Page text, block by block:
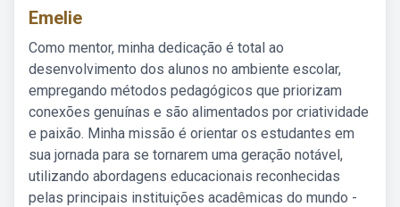
Emelie
Como mentor, minha dedicação é total ao
desenvolvimento dos alunos no ambiente escolar,
empregando métodos pedagógicos que priorizam
conexões genuínas e são alimentados por criatividade
e paixão. Minha missão é orientar os estudantes em
sua jornada para se tornarem uma geração notável,
utilizando abordagens educacionais reconhecidas
pelas principais instituições acadêmicas do mundo -